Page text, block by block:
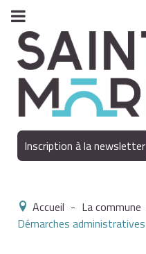
Inscription à la newsletter
Accueil - La commune
Démarches administratives